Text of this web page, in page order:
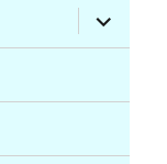
öffnen